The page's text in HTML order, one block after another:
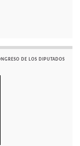
DE LOS DIPUTADOS